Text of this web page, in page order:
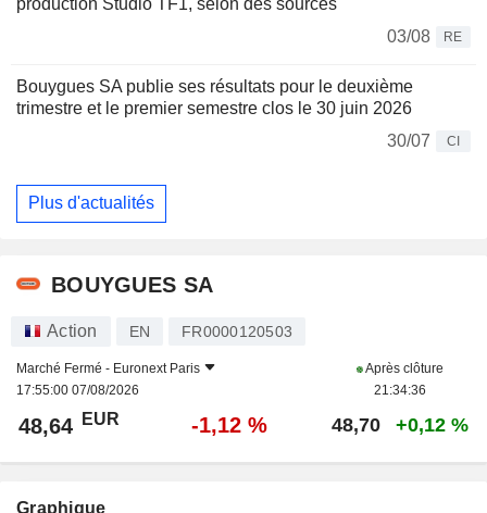
03/08
RE
Bouygues SA publie ses résultats pour le deuxième
trimestre et le premier semestre clos le 30 juin 2026
30/07
CI
Plus d'actualités
BOUYGUES SA
Action EN FR0000120503
Marché Fermé - Euronext Paris
17:55:00 07/08/2026
Après clôture
21:34:36
48,64 EUR -1,12 % 48,70 +0,12 %
Graphique